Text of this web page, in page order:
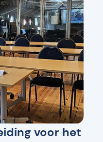
voor het